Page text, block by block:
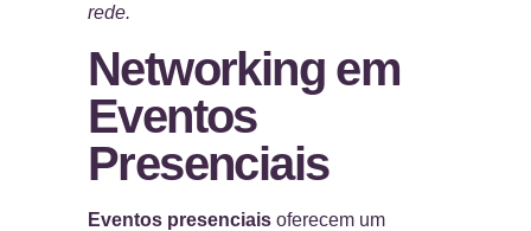
rede.
Networking em
Eventos
Presenciais
Eventos presenciais oferecem um